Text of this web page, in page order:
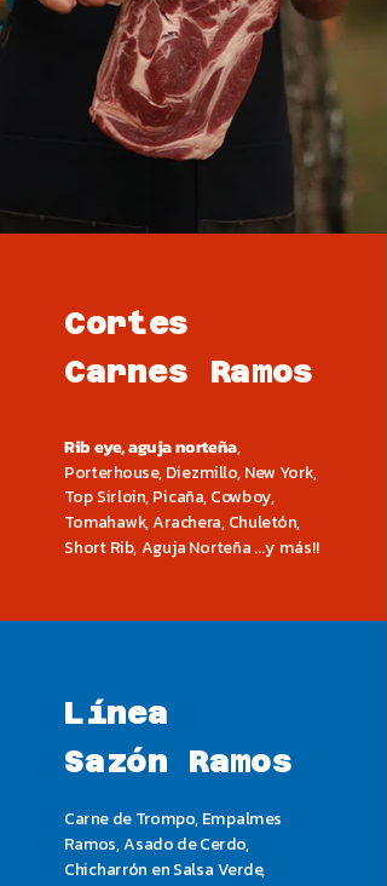
Cortes
Carnes Ramos
Rib eye, aguja norteña,
Porterhouse, Diezmillo, New York,
Top Sirloin, Picaña, Cowboy,
Tomahawk, Arachera, Chuletón,
Short Rib, Aguja Norteña ...y más!!
Línea
Sazón Ramos
Carne de Trompo, Empalmes
Ramos, Asado de Cerdo,
Chicharrón en Salsa Verde,